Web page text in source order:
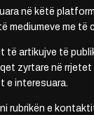
në këtë
mediumeve me të
të artikujve të
zyrtare në rrjetet
e interesuara.
rubrikën e